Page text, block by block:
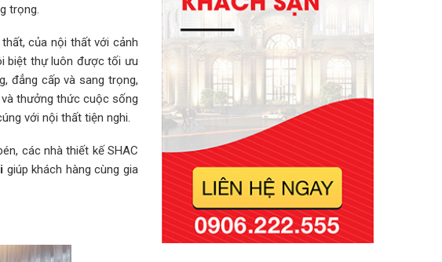
trọng.
của nội thất với cảnh
biệt thự luôn được tối ưu
đẳng cấp và sang trọng,
thưởng thức cuộc sống
với nội thất tiện nghi.
các nhà thiết kế SHAC
giúp khách hàng cùng gia